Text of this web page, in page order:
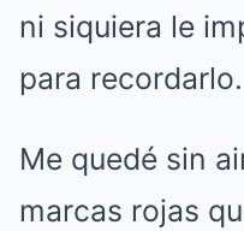
ni siquiera le
para recordarlo.
Me quedé sin
marcas rojas